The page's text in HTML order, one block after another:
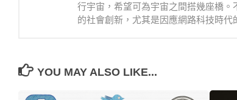
行宇宙，希望可為宇宙之間搭幾座橋
的社會創新，尤其是因應網路科技時代
YOU MAY ALSO LIKE...